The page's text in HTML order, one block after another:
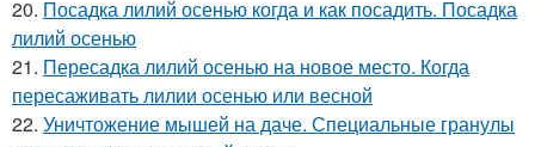
20. Посадка лилий осенью когда и как посадить. Посадка
лилий осенью
21. Пересадка лилий осенью на новое место. Когда
пересаживать лилии осенью или весной
22. Уничтожение мышей на даче. Специальные гранулы